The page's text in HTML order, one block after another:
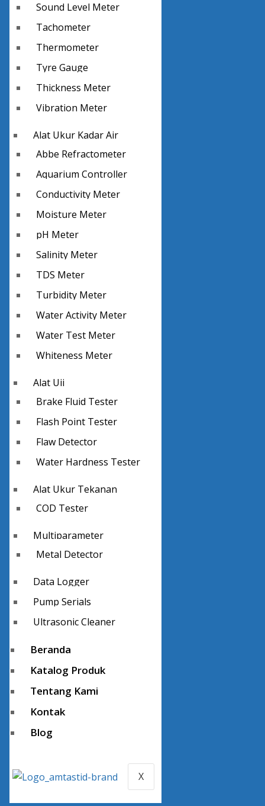
Sound Level Meter
Tachometer
Thermometer
Tyre Gauge
Thickness Meter
Vibration Meter
Alat Ukur Kadar Air
Abbe Refractometer
Aquarium Controller
Conductivity Meter
Moisture Meter
pH Meter
Salinity Meter
TDS Meter
Turbidity Meter
Water Activity Meter
Water Test Meter
Whiteness Meter
Alat Uji
Brake Fluid Tester
Flash Point Tester
Flaw Detector
Water Hardness Tester
Alat Ukur Tekanan
COD Tester
Multiparameter
Metal Detector
Data Logger
Pump Serials
Ultrasonic Cleaner
Beranda
Katalog Produk
Tentang Kami
Kontak
Blog
X